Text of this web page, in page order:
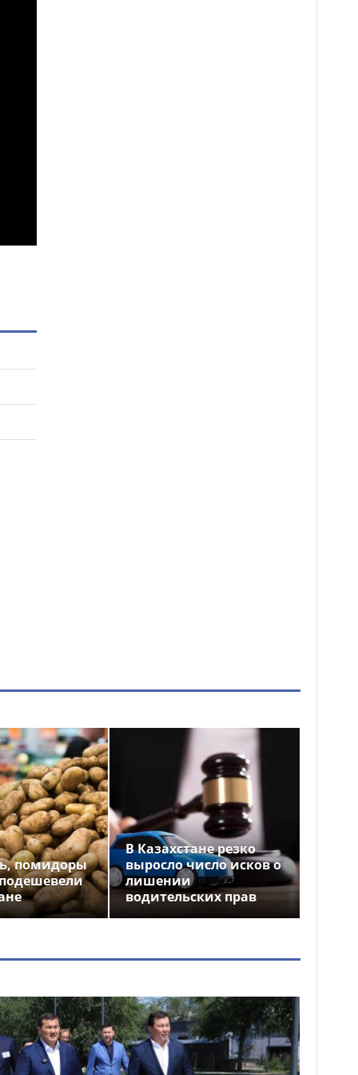
помидоры
В Казахстане резко
выросло число исков о
лишении
водительских прав